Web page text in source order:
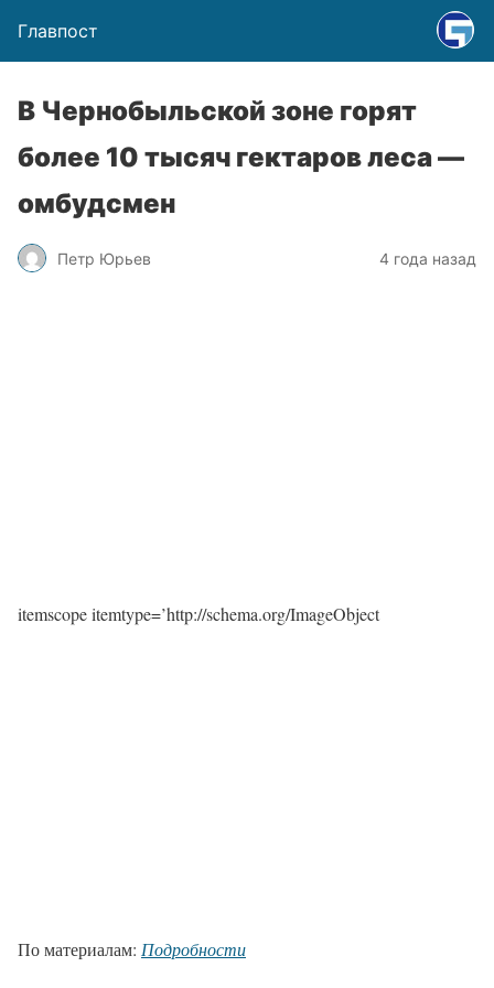
Главпост
В Чернобыльской зоне горят
более 10 тысяч гектаров леса —
омбудсмен
Петр Юрьев 4 года назад
itemscope itemtype=’http://schema.org/ImageObject
По материалам: Подробности